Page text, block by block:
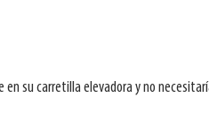
su carretilla elevadora y no